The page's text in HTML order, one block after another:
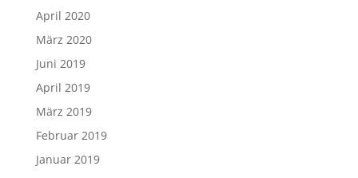
April 2020
März 2020
Juni 2019
April 2019
März 2019
Februar 2019
Januar 2019